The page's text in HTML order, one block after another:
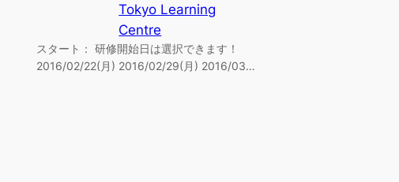
Tokyo Learning
Centre
スタート： 研修開始日は選択できます！
2016/02/22(月) 2016/02/29(月) 2016/03…